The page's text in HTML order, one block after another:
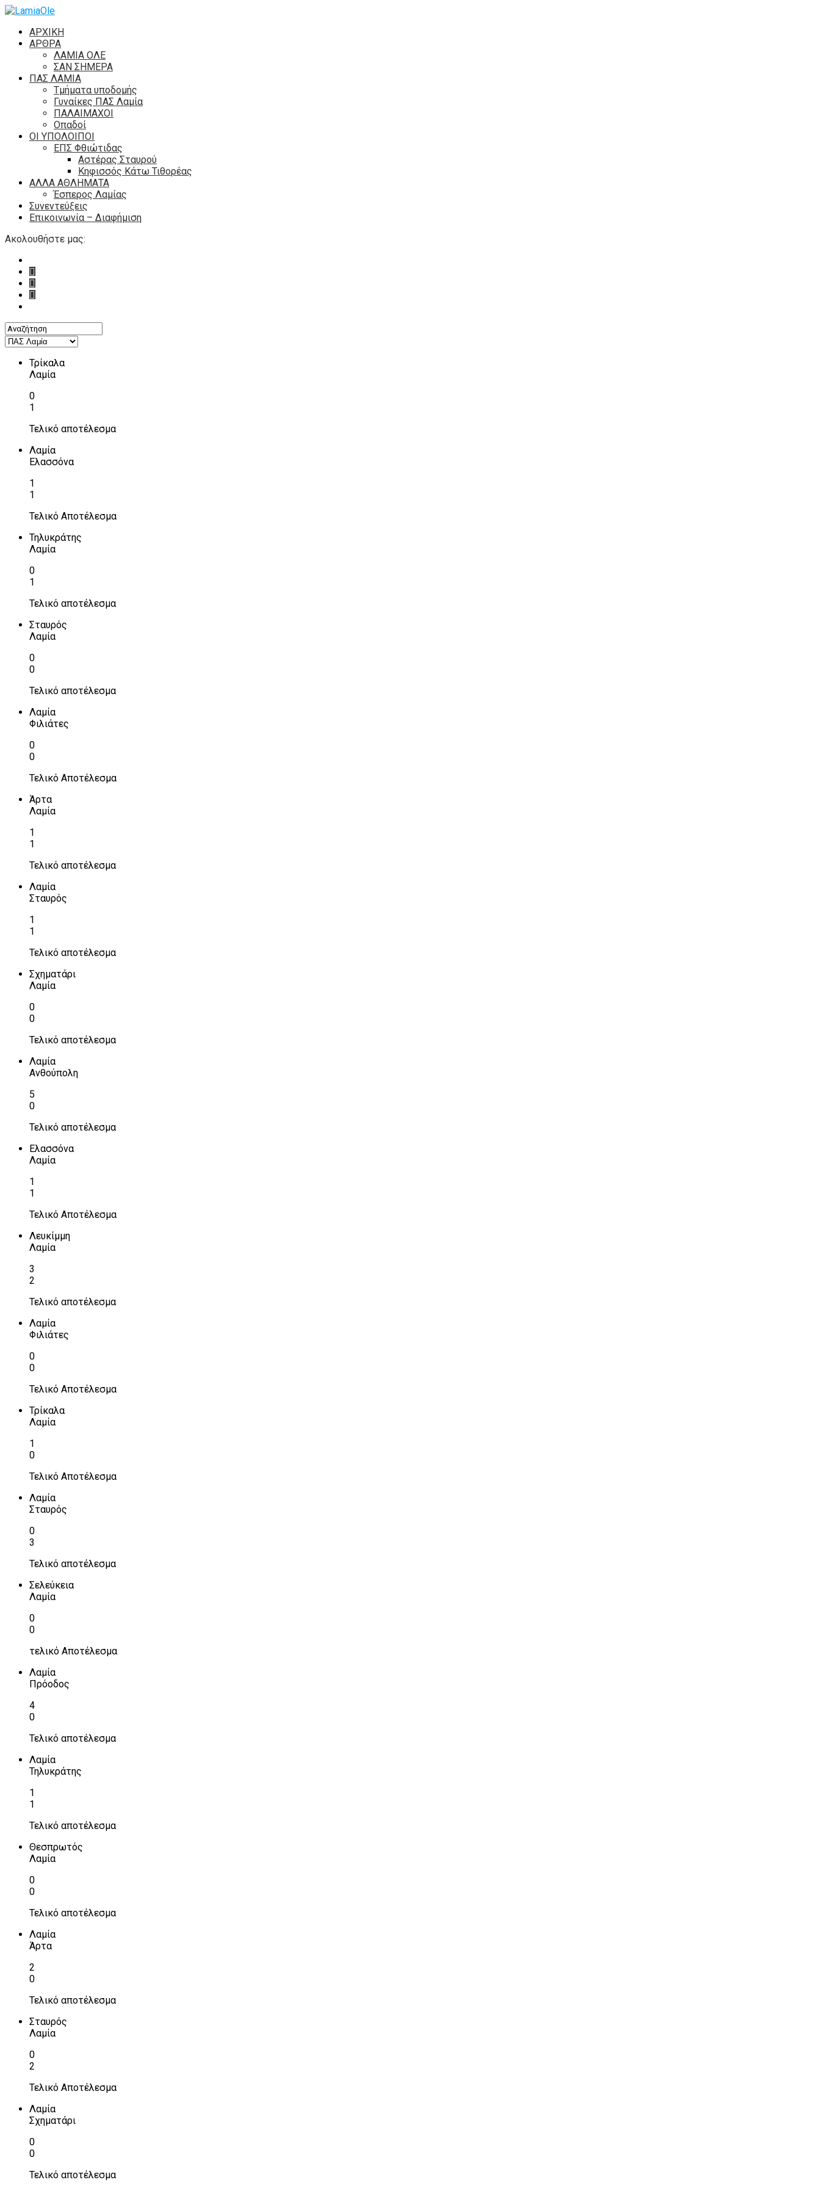
ΑΡΧΙΚΗ
ΑΡΘΡΑ
ΛΑΜΙΑ ΟΛΕ
ΣΑΝ ΣΗΜΕΡΑ
ΠΑΣ ΛΑΜΙΑ
Τμήματα υποδομής
Γυναίκες ΠΑΣ Λαμία
ΠΑΛΑΙΜΑΧΟΙ
Οπαδοί
ΟΙ ΥΠΟΛΟΙΠΟΙ
ΕΠΣ Φθιώτιδας
Αστέρας Σταυρού
Κηφισσός Κάτω Τιθορέας
ΑΛΛΑ ΑΘΛΗΜΑΤΑ
Έσπερος Λαμίας
Συνεντεύξεις
Επικοινωνία – Διαφήμιση
Ακολουθήστε μας:
Τρίκαλα
Λαμία
0
1
Τελικό αποτέλεσμα
Λαμία
Ελασσόνα
1
1
Τελικό Αποτέλεσμα
Τηλυκράτης
Λαμία
0
1
Τελικό αποτέλεσμα
Σταυρός
Λαμία
0
0
Τελικό αποτέλεσμα
Λαμία
Φιλιάτες
0
0
Τελικό Αποτέλεσμα
Άρτα
Λαμία
1
1
Τελικό αποτέλεσμα
Λαμία
Σταυρός
1
1
Τελικό αποτέλεσμα
Σχηματάρι
Λαμία
0
0
Τελικό αποτέλεσμα
Λαμία
Ανθούπολη
5
0
Τελικό αποτέλεσμα
Ελασσόνα
Λαμία
1
1
Τελικό Αποτέλεσμα
Λευκίμμη
Λαμία
3
2
Τελικό αποτέλεσμα
Λαμία
Φιλιάτες
0
0
Τελικό Αποτέλεσμα
Τρίκαλα
Λαμία
1
0
Τελικό Αποτέλεσμα
Λαμία
Σταυρός
0
3
Τελικό αποτέλεσμα
Σελεύκεια
Λαμία
0
0
τελικό Αποτέλεσμα
Λαμία
Πρόοδος
4
0
Τελικό αποτέλεσμα
Λαμία
Τηλυκράτης
1
1
Τελικό αποτέλεσμα
Θεσπρωτός
Λαμία
0
0
Τελικό αποτέλεσμα
Λαμία
Άρτα
2
0
Τελικό αποτέλεσμα
Σταυρός
Λαμία
0
2
Τελικό Αποτέλεσμα
Λαμία
Σχηματάρι
0
0
Τελικό αποτέλεσμα